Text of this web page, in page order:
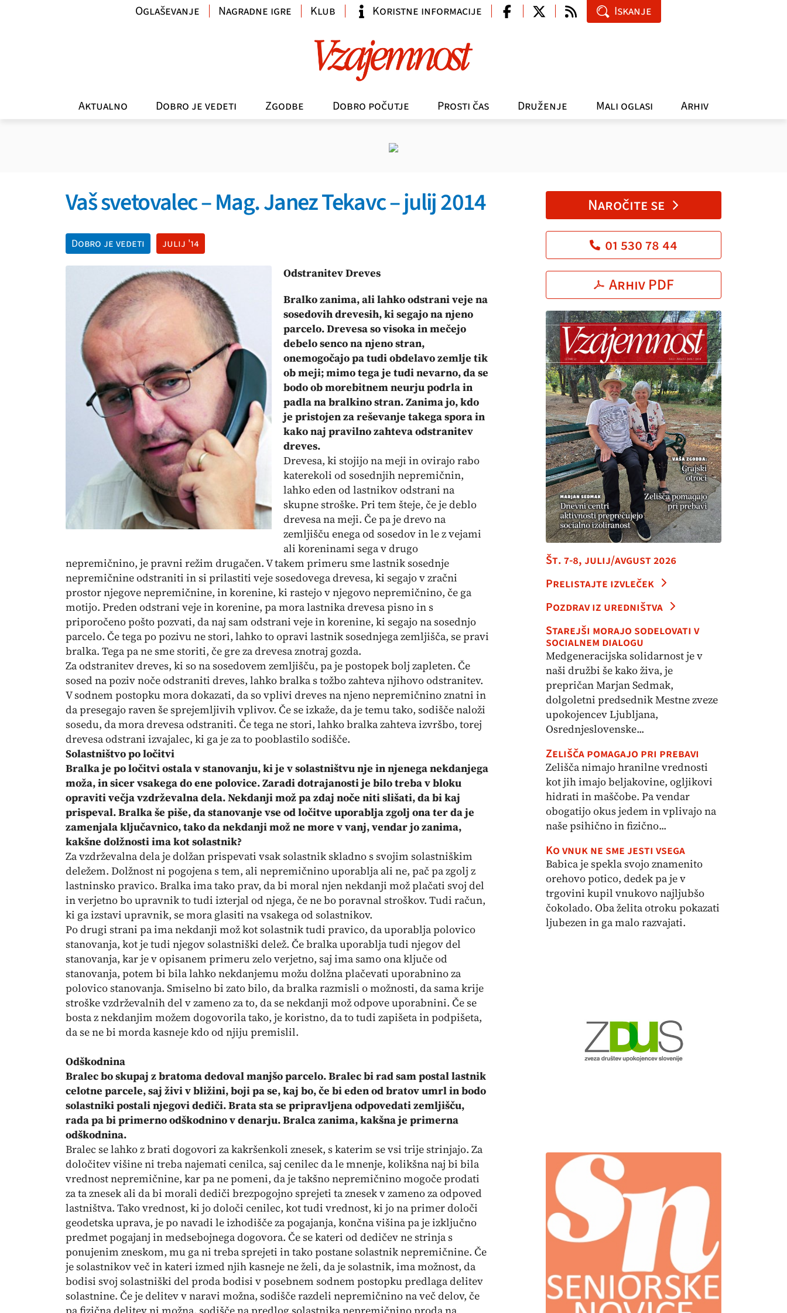
Aktualno Dobro je vedeti Zgodbe Dobro počutje Prosti čas Druženje Mali oglasi Arhiv
Oglaševanje Nagradne igre Klub Koristne informacije Iskanje
Vaš svetovalec – Mag. Janez Tekavc – julij 2014
Dobro je vedeti
julij '14
Odstranitev Dreves
Bralko zanima, ali lahko odstrani veje na
sosedovih drevesih, ki segajo na njeno
parcelo. Drevesa so visoka in mečejo
debelo senco na njeno stran,
onemogočajo pa tudi obdelavo zemlje tik
ob meji; mimo tega je tudi nevarno, da se
bodo ob morebitnem neurju podrla in
padla na bralkino stran. Zanima jo, kdo
je pristojen za reševanje takega spora in
kako naj pravilno zahteva odstranitev
dreves.
Drevesa, ki stojijo na meji in ovirajo rabo
katerekoli od sosednjih nepremičnin,
lahko eden od lastnikov odstrani na
skupne stroške. Pri tem šteje, če je deblo
drevesa na meji. Če pa je drevo na
zemljišču enega od sosedov in le z vejami
ali koreninami sega v drugo
nepremičnino, je pravni režim drugačen. V takem primeru sme lastnik sosednje
nepremičnine odstraniti in si prilastiti veje sosedovega drevesa, ki segajo v zračni
prostor njegove nepremičnine, in korenine, ki rastejo v njegovo nepremičnino, če ga
motijo. Preden odstrani veje in korenine, pa mora lastnika drevesa pisno in s
priporočeno pošto pozvati, da naj sam odstrani veje in korenine, ki segajo na sosednjo
parcelo. Če tega po pozivu ne stori, lahko to opravi lastnik sosednjega zemljišča, se pravi
bralka. Tega pa ne sme storiti, če gre za drevesa znotraj gozda.
Za odstranitev dreves, ki so na sosedovem zemljišču, pa je postopek bolj zapleten. Če
sosed na poziv noče odstraniti dreves, lahko bralka s tožbo zahteva njihovo odstranitev.
V sodnem postopku mora dokazati, da so vplivi dreves na njeno nepremičnino znatni in
da presegajo raven še sprejemljivih vplivov. Če se izkaže, da je temu tako, sodišče naloži
sosedu, da mora drevesa odstraniti. Če tega ne stori, lahko bralka zahteva izvršbo, torej
drevesa odstrani izvajalec, ki ga je za to pooblastilo sodišče.
Solastništvo po ločitvi
Bralka je po ločitvi ostala v stanovanju, ki je v solastništvu nje in njenega nekdanjega
moža, in sicer vsakega do ene polovice. Zaradi dotrajanosti je bilo treba v bloku
opraviti večja vzdrževalna dela. Nekdanji mož pa zdaj noče niti slišati, da bi kaj
prispeval. Bralka še piše, da stanovanje vse od ločitve uporablja zgolj ona ter da je
zamenjala ključavnico, tako da nekdanji mož ne more v vanj, vendar jo zanima,
kakšne dolžnosti ima kot solastnik?
Za vzdrževalna dela je dolžan prispevati vsak solastnik skladno s svojim solastniškim
deležem. Dolžnost ni pogojena s tem, ali nepremičnino uporablja ali ne, pač pa zgolj z
lastninsko pravico. Bralka ima tako prav, da bi moral njen nekdanji mož plačati svoj del
in verjetno bo upravnik to tudi izterjal od njega, če ne bo poravnal stroškov. Tudi račun,
ki ga izstavi upravnik, se mora glasiti na vsakega od solastnikov.
Po drugi strani pa ima nekdanji mož kot solastnik tudi pravico, da uporablja polovico
stanovanja, kot je tudi njegov solastniški delež. Če bralka uporablja tudi njegov del
stanovanja, kar je v opisanem primeru zelo verjetno, saj ima samo ona ključe od
stanovanja, potem bi bila lahko nekdanjemu možu dolžna plačevati uporabnino za
polovico stanovanja. Smiselno bi zato bilo, da bralka razmisli o možnosti, da sama krije
stroške vzdrževalnih del v zameno za to, da se nekdanji mož odpove uporabnini. Če se
bosta z nekdanjim možem dogovorila tako, je koristno, da to tudi zapišeta in podpišeta,
da se ne bi morda kasneje kdo od njiju premislil.
Odškodnina
Bralec bo skupaj z bratoma dedoval manjšo parcelo. Bralec bi rad sam postal lastnik
celotne parcele, saj živi v bližini, boji pa se, kaj bo, če bi eden od bratov umrl in bodo
solastniki postali njegovi dediči. Brata sta se pripravljena odpovedati zemljišču,
rada pa bi primerno odškodnino v denarju. Bralca zanima, kakšna je primerna
odškodnina.
Bralec se lahko z brati dogovori za kakršenkoli znesek, s katerim se vsi trije strinjajo. Za
določitev višine ni treba najemati cenilca, saj cenilec da le mnenje, kolikšna naj bi bila
vrednost nepremičnine, kar pa ne pomeni, da je takšno nepremičnino mogoče prodati
za ta znesek ali da bi morali dediči brezpogojno sprejeti ta znesek v zameno za odpoved
lastništva. Tako vrednost, ki jo določi cenilec, kot tudi vrednost, ki jo na primer določi
geodetska uprava, je po navadi le izhodišče za pogajanja, končna višina pa je izključno
predmet pogajanj in medsebojnega dogovora. Če se kateri od dedičev ne strinja s
ponujenim zneskom, mu ga ni treba sprejeti in tako postane solastnik nepremičnine. Če
je solastnikov več in kateri izmed njih kasneje ne želi, da je solastnik, ima možnost, da
bodisi svoj solastniški del proda bodisi v posebnem sodnem postopku predlaga delitev
solastnine. Če je delitev v naravi možna, sodišče razdeli nepremičnino na več delov, če
Naročite se
01 530 78 44
Arhiv PDF
Št. 7-8, julij/avgust 2026
Prelistajte izvleček
Pozdrav iz uredništva
Starejši morajo sodelovati v
socialnem dialogu
Medgeneracijska solidarnost je v
naši družbi še kako živa, je
prepričan Marjan Sedmak,
dolgoletni predsednik Mestne zveze
upokojencev Ljubljana,
Osrednjeslovenske...
Zelišča pomagajo pri prebavi
Zelišča nimajo hranilne vrednosti
kot jih imajo beljakovine, ogljikovi
hidrati in maščobe. Pa vendar
obogatijo okus jedem in vplivajo na
naše psihično in fizično...
Ko vnuk ne sme jesti vsega
Babica je spekla svojo znamenito
orehovo potico, dedek pa je v
trgovini kupil vnukovo najljubšo
čokolado. Oba želita otroku pokazati
ljubezen in ga malo razvajati.